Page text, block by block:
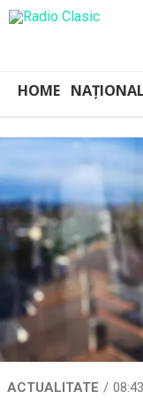
HOME NAȚIONAL
ACTUALITATE